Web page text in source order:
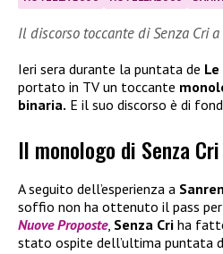
Il discorso toccante di Senza Cri
Ieri sera durante la puntata de
portato in TV un toccante
binaria. E il suo discorso è di
Il monologo di Senza
A seguito dell’esperienza a
soffio non ha ottenuto il pass per
Nuove Proposte, Senza Cri ha
stato ospite dell’ultima puntata